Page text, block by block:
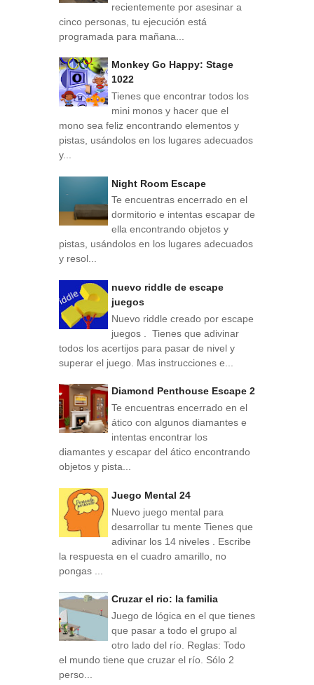
recientemente por asesinar a
cinco personas, tu ejecución está
programada para mañana...
Monkey Go Happy: Stage
1022
Tienes que encontrar todos los
mini monos y hacer que el
mono sea feliz encontrando elementos y
pistas, usándolos en los lugares adecuados
y...
Night Room Escape
Te encuentras encerrado en el
dormitorio e intentas escapar de
ella encontrando objetos y
pistas, usándolos en los lugares adecuados
y resol...
nuevo riddle de escape
juegos
Nuevo riddle creado por escape
juegos . Tienes que adivinar
todos los acertijos para pasar de nivel y
superar el juego. Mas instrucciones e...
Diamond Penthouse Escape 2
Te encuentras encerrado en el
ático con algunos diamantes e
intentas encontrar los
diamantes y escapar del ático encontrando
objetos y pista...
Juego Mental 24
Nuevo juego mental para
desarrollar tu mente Tienes que
adivinar los 14 niveles . Escribe
la respuesta en el cuadro amarillo, no
pongas ...
Cruzar el rio: la familia
Juego de lógica en el que tienes
que pasar a todo el grupo al
otro lado del río. Reglas: Todo
el mundo tiene que cruzar el río. Sólo 2
perso...